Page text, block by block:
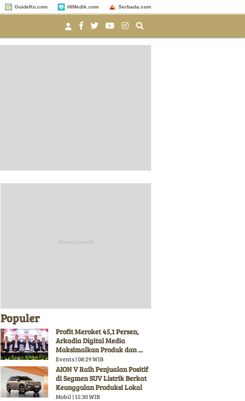
GuideKu.com HiMedik.com Serbada.com
Populer
Profit Meroket 45,1 Persen,
Arkadia Digital Media
Maksimalkan Produk dan ...
Events | 08:29 WIB
AION V Raih Penjualan Positif
di Segmen SUV Listrik Berkat
Keunggulan Produksi Lokal
Mobil | 15:30 WIB